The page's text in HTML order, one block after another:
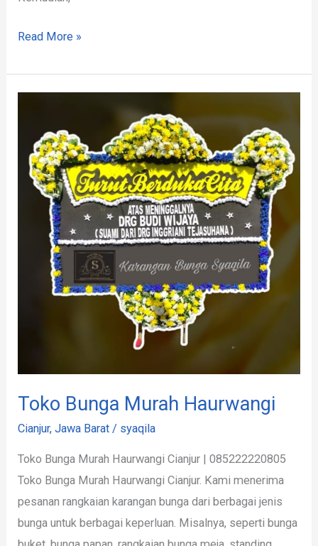
Read More »
Toko Bunga Murah Haurwangi
Cianjur,Jawa Barat / syaqila
Toko Bunga Murah Haurwangi Cianjur | 085222220805
Toko Bunga Murah Haurwangi Cianjur. Kami menerima
pesanan rangkaian karangan bunga dari berbagai jenis
bunga untuk berbagai keperluan. Misalnya, seperti bunga
Murah
Haurwangi